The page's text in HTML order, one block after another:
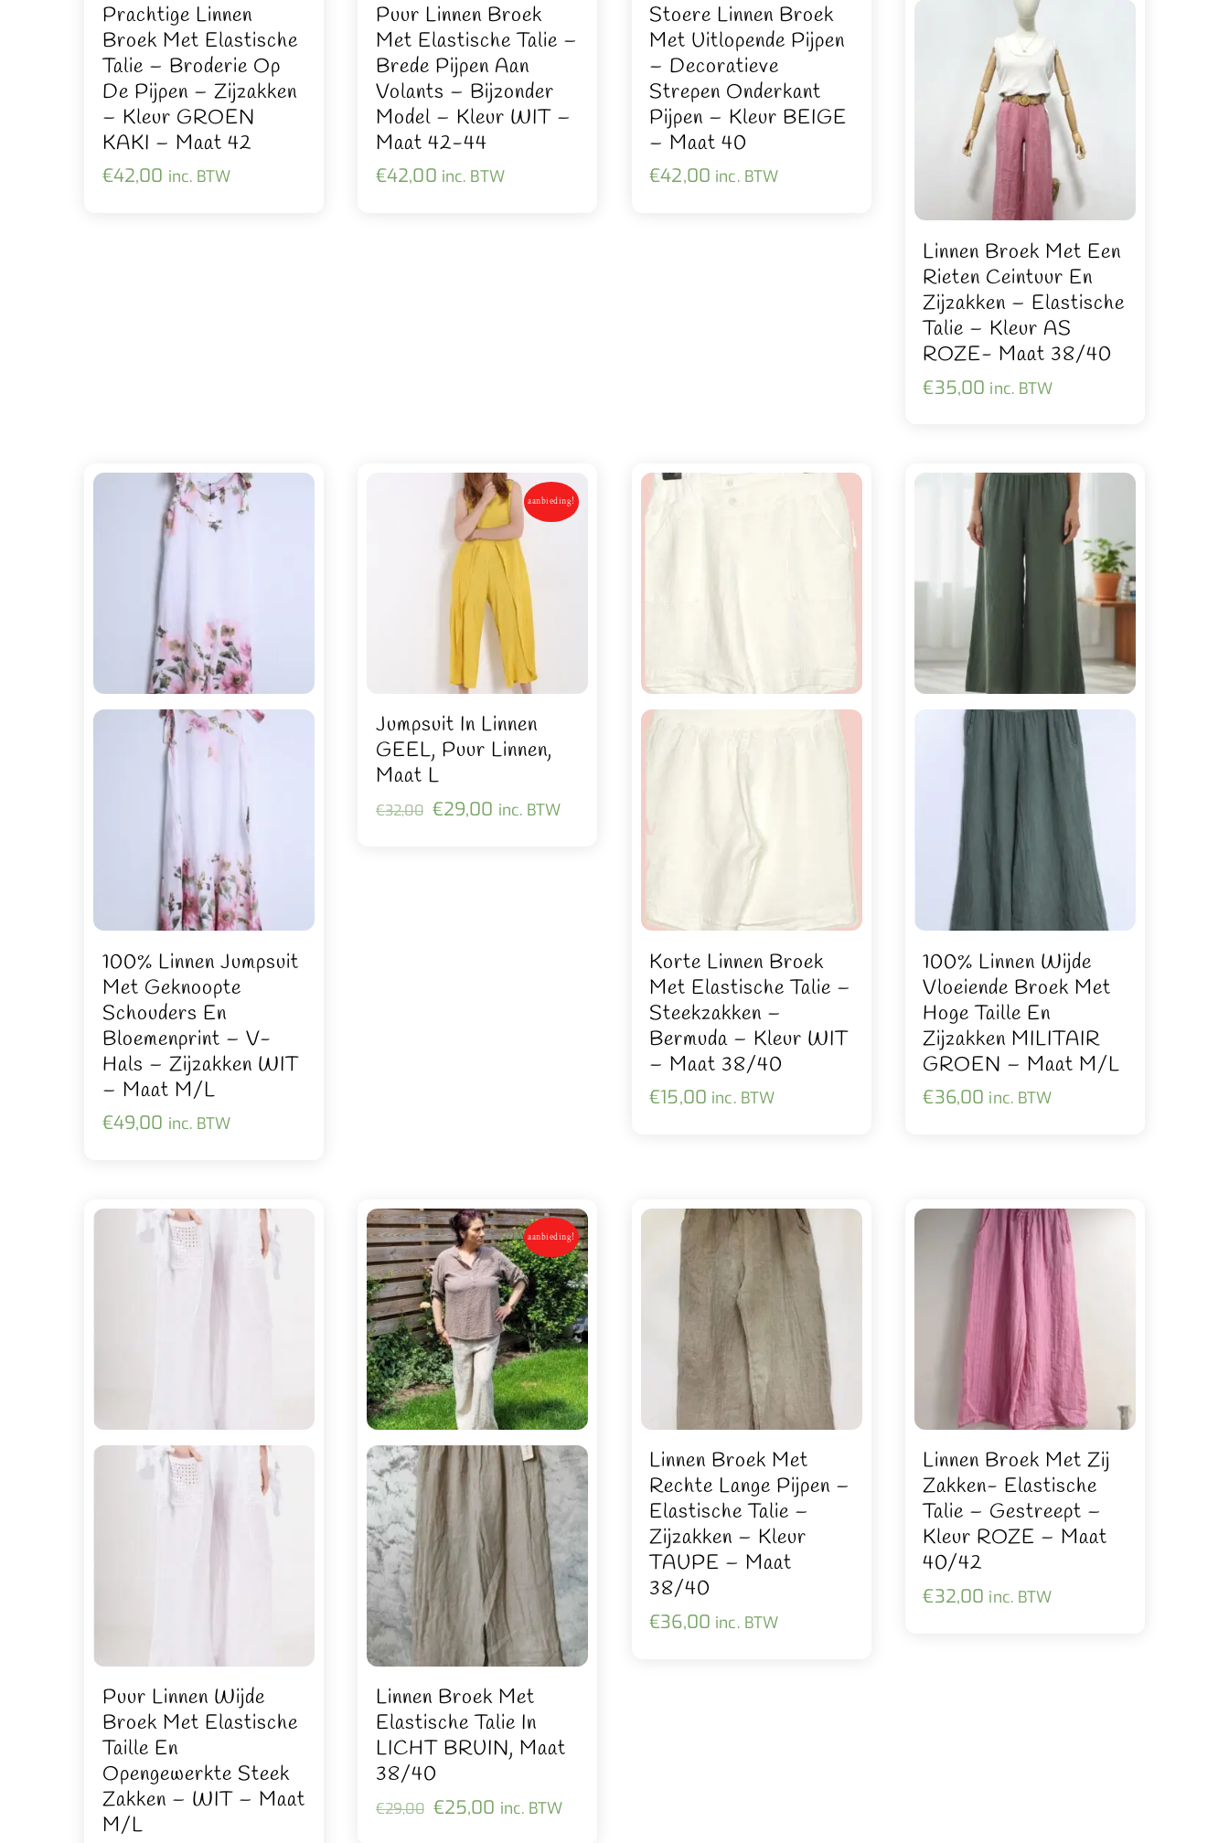
Prachtige Linnen
Broek Met Elastische
Talie – Broderie Op
De Pijpen – Zijzakken
– Kleur GROEN
KAKI – Maat 42
€42,00 inc. BTW
Puur Linnen Broek
Met Elastische Talie –
Brede Pijpen Aan
Volants – Bijzonder
Model – Kleur WIT –
Maat 42-44
€42,00 inc. BTW
Stoere Linnen Broek
Met Uitlopende Pijpen
– Decoratieve
Strepen Onderkant
Pijpen – Kleur BEIGE
– Maat 40
€42,00 inc. BTW
Linnen Broek Met Een
Rieten Ceintuur En
Zijzakken – Elastische
Talie – Kleur AS
ROZE- Maat 38/40
€35,00 inc. BTW
100% Linnen Jumpsuit
Met Geknoopte
Schouders En
Bloemenprint – V-
Hals – Zijzakken WIT
– Maat M/L
€49,00 inc. BTW
aanbieding!
Jumpsuit In Linnen
GEEL, Puur Linnen,
Maat L
€32,00 Oorspronkelijke
€29,00 Huidige
inc. BTW
Korte Linnen Broek
Met Elastische Talie –
Steekzakken –
Bermuda – Kleur WIT
– Maat 38/40
€15,00 inc. BTW
100% Linnen Wijde
Vloeiende Broek Met
Hoge Taille En
Zijzakken MILITAIR
GROEN – Maat M/L
€36,00 inc. BTW
Puur Linnen Wijde
Broek Met Elastische
Taille En
Opengewerkte Steek
Zakken – WIT – Maat
M/L
aanbieding!
Linnen Broek Met
Elastische Talie In
LICHT BRUIN, Maat
38/40
€29,00 Oorspronkelijke
€25,00 Huidige
inc. BTW
Linnen Broek Met
Rechte Lange Pijpen –
Elastische Talie –
Zijzakken – Kleur
TAUPE – Maat
38/40
€36,00 inc. BTW
Linnen Broek Met Zij
Zakken- Elastische
Talie – Gestreept –
Kleur ROZE – Maat
40/42
€32,00 inc. BTW